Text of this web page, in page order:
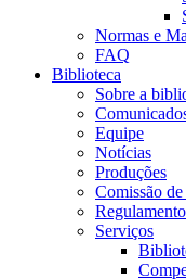
Normas e
FAQ
Biblioteca
Sobre a
Equipe
Notícias
Produções
Comissão
Regulamento
Serviços